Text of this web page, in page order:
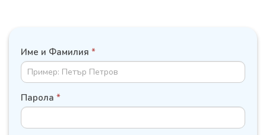
НА
СЛУЖИТЕЛ
Име и Фамилия *
Парола *